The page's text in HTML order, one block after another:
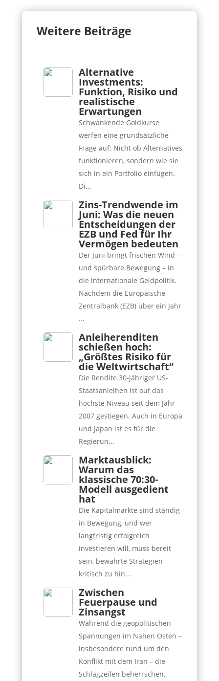
Weitere Beiträge
Alternative
Investments:
Funktion, Risiko und
realistische
Erwartungen
Schwankende Goldkurse
werfen eine grundsätzliche
Frage auf: Nicht ob Alternatives
funktionieren, sondern wie sie
sich in ein Portfolio einfügen.
Di...
Zins-Trendwende im
Juni: Was die neuen
Entscheidungen der
EZB und Fed für Ihr
Vermögen bedeuten
Der Juni bringt frischen Wind –
und spürbare Bewegung – in
die internationale Geldpolitik.
Nachdem die Europäische
Zentralbank (EZB) über ein Jahr
...
Anleiherenditen
schießen hoch:
„Größtes Risiko für
die Weltwirtschaft“
Die Rendite 30-jähriger US-
Staatsanleihen ist auf das
höchste Niveau seit dem Jahr
2007 gestiegen. Auch in Europa
und Japan ist es für die
Regierun...
Marktausblick:
Warum das
klassische 70:30-
Modell ausgedient
hat
Die Kapitalmärkte sind ständig
in Bewegung, und wer
langfristig erfolgreich
investieren will, muss bereit
sein, bewährte Strategien
kritisch zu hin...
Zwischen
Feuerpause und
Zinsangst
Während die geopolitischen
Spannungen im Nahen Osten –
insbesondere rund um den
Konflikt mit dem Iran – die
Schlagzeilen beherrschen,